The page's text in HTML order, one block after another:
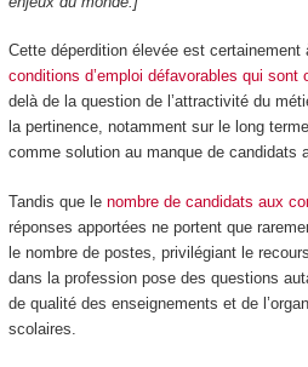
Cette déperdition élevée est
conditions d’emploi défavorables qui
delà de la question de l’attractivité du
la pertinence, notamment sur le long
comme solution au manque de candidats
Tandis que le nombre de candidats aux
réponses apportées ne portent que
le nombre de postes, privilégiant le
dans la profession pose des questions
de qualité des enseignements et de
scolaires.